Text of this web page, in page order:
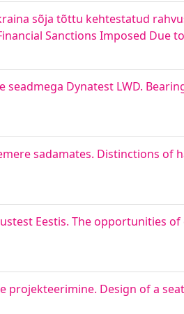
sõja tõttu kehtestatud
Sanctions Imposed Due
Dynatest LWD.
sadamates. Distinctions of
Eestis. The opportunities
Design of a